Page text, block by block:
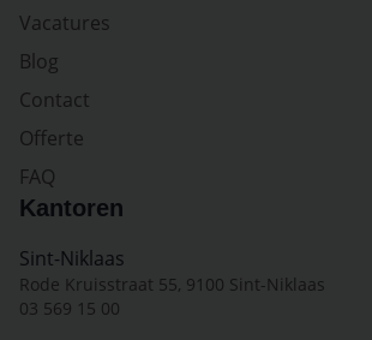
Vacatures
Blog
Contact
Offerte
FAQ
Kantoren
Sint-Niklaas
Rode Kruisstraat 55, 9100 Sint-Niklaas
03 569 15 00